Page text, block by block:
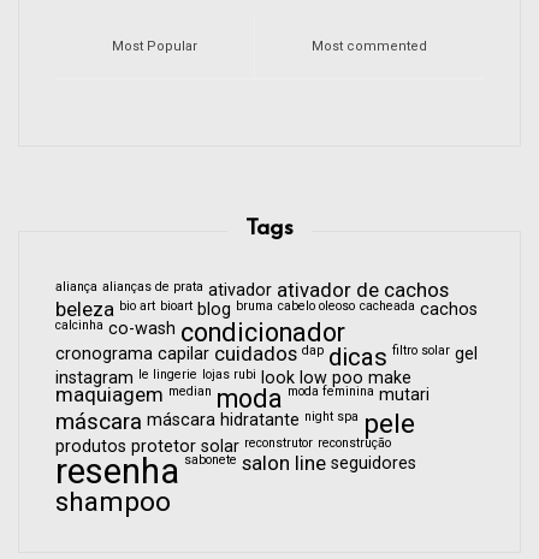
Most Popular Most commented
Tags
aliança alianças de prata ativador ativador de cachos
beleza bio art bioart blog bruma cabelo oleoso cacheada cachos
calcinha co-wash condicionador
cronograma capilar cuidados dap dicas filtro solar gel
instagram
le lingerie lojas rubi look low poo make
maquiagem median moda moda feminina mutari
máscara máscara hidratante night spa pele
produtos protetor solar reconstrutor reconstrução
resenha sabonete salon line seguidores
shampoo